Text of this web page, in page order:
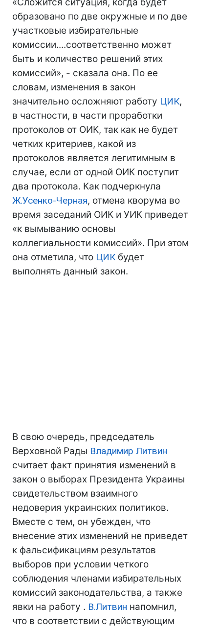
образовано по две окружные и по две
участковые избирательные
комиссии....соответственно может
быть и количество решений этих
комиссий», - сказала она. По ее
словам, изменения в закон
значительно осложняют работу ЦИК,
в частности, в части проработки
протоколов от ОИК, так как не будет
четких критериев, какой из
протоколов является легитимным в
случае, если от одной ОИК поступит
два протокола. Как подчеркнула
Ж.Усенко-Черная, отмена кворума во
время заседаний ОИК и УИК приведет
«к вымыванию основы
коллегиальности комиссий». При этом
она отметила, что ЦИКбудет
выполнять данный закон.
В свою очередь, председатель
Верховной Рады Владимир Литвин
считает факт принятия изменений в
закон о выборах Президента Украины
свидетельством взаимного
недоверия украинских политиков.
Вместе с тем, он убежден, что
внесение этих изменений не приведет
к фальсификациям результатов
выборов при условии четкого
соблюдения членами избирательных
комиссий законодательства, а также
явки на работу . В.Литвин напомнил,
что в соответствии с действующим